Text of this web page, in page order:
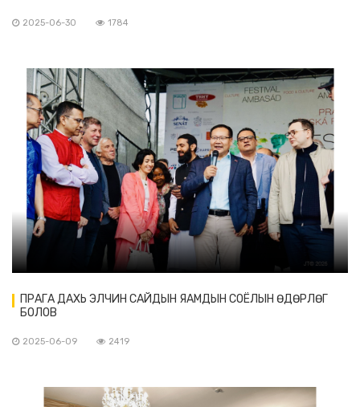
2025-06-30 1784
ПРАГА ДАХЬ ЭЛЧИН САЙДЫН ЯАМДЫН СОЁЛЫН ӨДӨРЛӨГ
БОЛОВ
2025-06-09 2419